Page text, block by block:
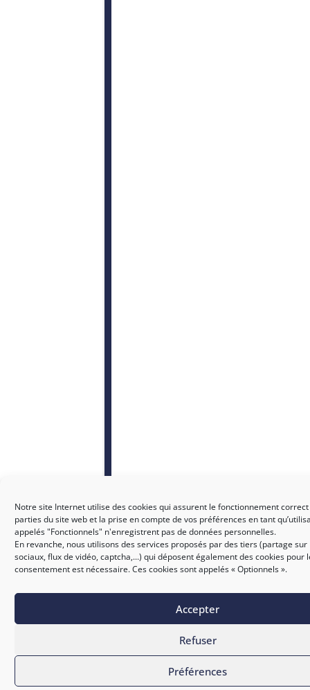
Notre site Internet utilise des cookies qui assurent le fonctionnement
parties du site web et la prise en compte de vos préférences en tant
appelés "Fonctionnels" n'enregistrent pas de données personnelles.
En revanche, nous utilisons des services proposés par des tiers (partage sur
sociaux, flux de vidéo, captcha,...) qui déposent également des cookies pour
consentement est nécessaire. Ces cookies sont appelés « Optionnels ».
Accepter
Refuser
Préférences
SICTIAM